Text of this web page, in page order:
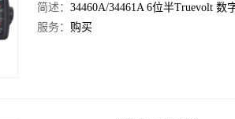
简述： 34460A/34461A 6位半Truevolt 数
服务： 购买